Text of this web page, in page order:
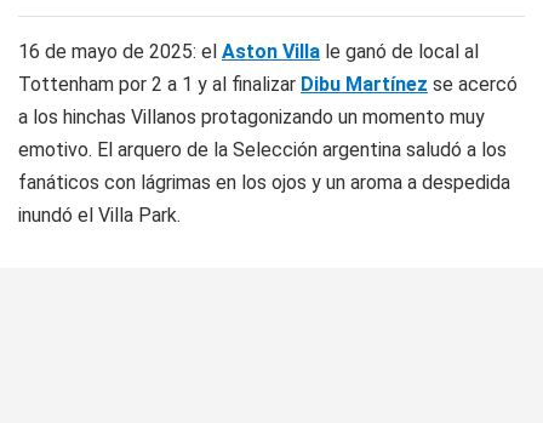
16 de mayo de 2025: el Aston Villa le ganó de local al
Tottenham por 2 a 1 y al finalizar Dibu Martínez se acercó
a los hinchas Villanos protagonizando un momento muy
emotivo. El arquero de la Selección argentina saludó a los
fanáticos con lágrimas en los ojos y un aroma a despedida
inundó el Villa Park.